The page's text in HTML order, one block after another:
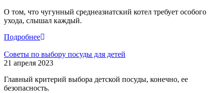
О том, что чугунный среднеазиатский котел требует особого
ухода, слышал каждый.
Подробнее
Советы по выбору посуды для детей
21 апреля 2023
Главный критерий выбора детской посуды , конечно, ее
безопасность.